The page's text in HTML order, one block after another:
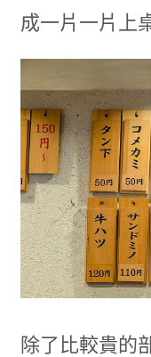
成一片一片上
除了比較貴的